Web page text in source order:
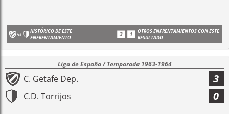
HISTÓRICO DE ESTE
ENFRENTAMIENTO
OTROS ENFRENTAMIENTOS CON ESTE
RESULTADO
Liga de España / Temporada 1963-1964
C. Getafe Dep. 3
C.D. Torrijos 0